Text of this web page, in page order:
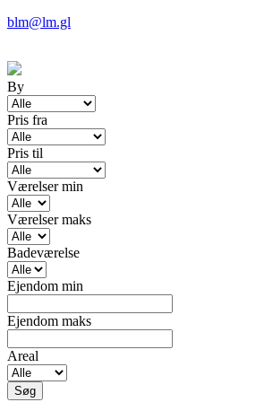
blm@lm.gl
By
Pris fra
Pris til
Værelser min
Værelser maks
Badeværelse
Ejendom min
Ejendom maks
Areal